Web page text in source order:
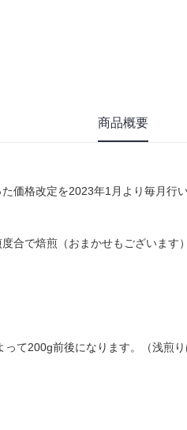
商品概要
価格改定を2023年1月より毎月行い
合で焙煎（おまかせもございま
て200g前後になります。（浅煎り